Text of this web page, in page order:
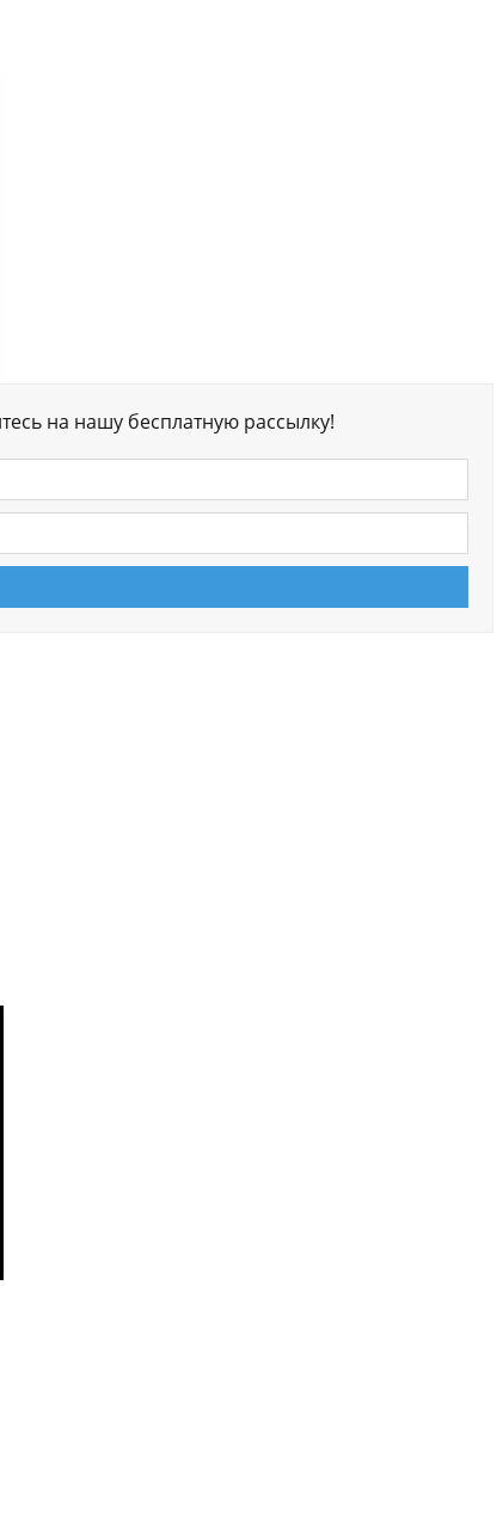
на нашу бесплатную рассылку!